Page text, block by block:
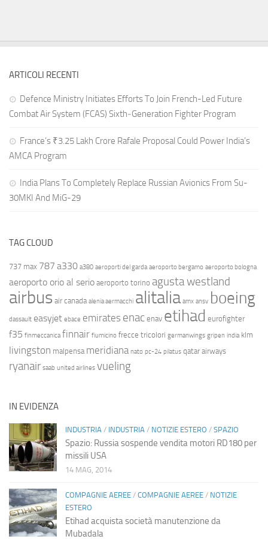
ARTICOLI RECENTI
Defence Ministry Initiates Efforts To Join French-Led Future
Combat Air System (FCAS) Sixth‑Generation Fighter Program
France’s ₹3.25 Lakh Crore Rafale Proposal Could Power India’s
AMCA Program
India Plans To Completely Replace Russian Avionics From Su-
30MKI And MiG-29
TAG CLOUD
737 max 787 a330 a380 aeroporti del garda aeroporto bergamo aeroporto bologna
aeroporto orio al serio aeroporto torino agusta westland
airbus air canada alenia aermacchi alitalia amx ansv boeing
dassault easyjet ebace emirates enac enav etihad eurofighter
f35 finmeccanica finnair fiumicino frecce tricolori germanwings gripen india klm
livingston malpensa meridiana nato pc-24 pilatus qatar airways
ryanair saab united airlines vueling
IN EVIDENZA
INDUSTRIA / INDUSTRIA / NOTIZIE ESTERO / SPAZIO
Spazio: Russia sospende vendita motori RD180 per
missili USA
14 MAG, 2014
COMPAGNIE AEREE / COMPAGNIE AEREE / NOTIZIE
ESTERO
Etihad acquista società manutenzione da
Mubadala